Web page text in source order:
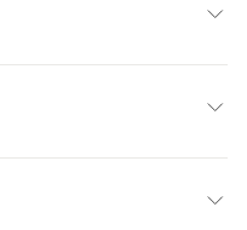
Judith